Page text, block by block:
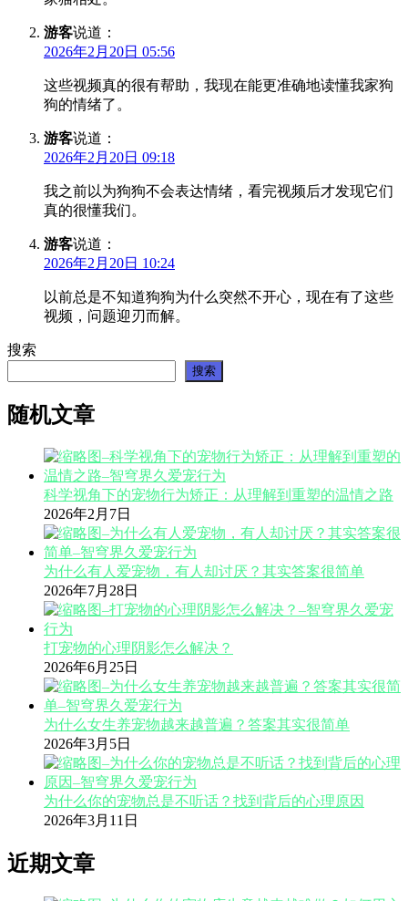
游客说道：
2026年2月20日 05:56
这些视频真的很有帮助，我现在能更准确地读懂我家狗
狗的情绪了。
游客说道：
2026年2月20日 09:18
我之前以为狗狗不会表达情绪，看完视频后才发现它们
真的很懂我们。
游客说道：
2026年2月20日 10:24
以前总是不知道狗狗为什么突然不开心，现在有了这些
视频，问题迎刃而解。
搜索
搜索
随机文章
科学视角下的宠物行为矫正：从理解到重塑的温情之路
2026年2月7日
为什么有人爱宠物，有人却讨厌？其实答案很简单
2026年7月28日
打宠物的心理阴影怎么解决？
2026年6月25日
为什么女生养宠物越来越普遍？答案其实很简单
2026年3月5日
为什么你的宠物总是不听话？找到背后的心理原因
2026年3月11日
近期文章